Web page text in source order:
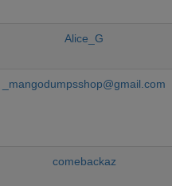
Alice_G
_mangodumpsshop@gmail.com
comebackaz